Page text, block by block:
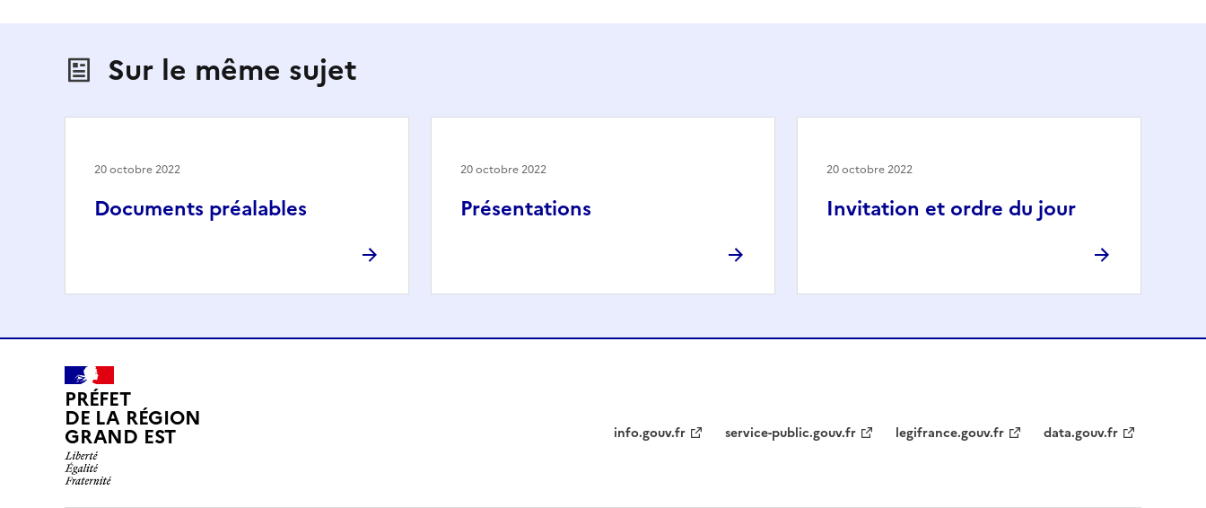
Sur le même sujet
Documents préalables
20 octobre 2022
Présentations
20 octobre 2022
Invitation et ordre du jour
20 octobre 2022
PRÉFET
DE LA RÉGION
GRAND EST info.gouv.fr service-public.gouv.fr legifrance.gouv.fr data.gouv.fr